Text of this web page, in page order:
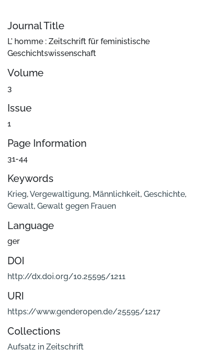
Journal Title
L' homme : Zeitschrift für feministische
Geschichtswissenschaft
Volume
3
Issue
1
Page Information
31-44
Keywords
Krieg,Vergewaltigung, Männlichkeit, Geschichte,
Gewalt, Gewalt gegen Frauen
Language
ger
DOI
http://dx.doi.org/10.25595/1211
URI
https://www.genderopen.de/25595/1217
Collections
Aufsatz in Zeitschrift